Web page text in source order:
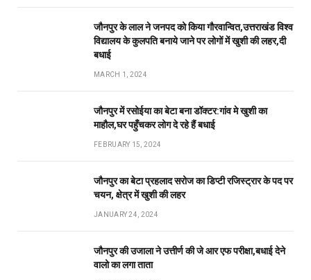
जौनपुर के लाल ने जनपद को किया गौरवान्वित,उत्तराखंड विश्व
विद्यालय के कुलपति बनाये जाने पर लोगों में खुशी की लहर,दी
बधाई
MARCH 1, 2024
जौनपुर में रसोईया का बेटा बना डॉक्टर:गांव मे खुशी का
माहौल,घर पहुँचकर लोग दे रहे हैं बधाई
FEBRUARY 15, 2024
जौनपुर का बेटा प्रहलाद सरोज का डिप्टी रजिस्ट्रार के पद पर
चयन, क्षेत्र में खुशी की लहर
JANUARY 24, 2024
जौनपुर की उजाला ने उत्तीर्ण की जे आर एफ परीक्षा,बधाई देने
वालो का लगा ताता